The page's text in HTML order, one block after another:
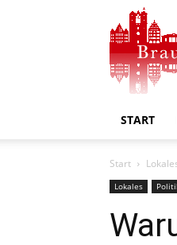
START
Start
Lokales